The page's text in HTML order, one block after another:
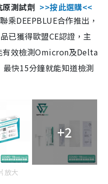
測試劑 >>按此選購<<
乘DEEPBLUE合作推出，
已獲得歐盟CE認證，主
有效檢測Omicron及Delta
快15分鐘就能知道檢測
+2
放大